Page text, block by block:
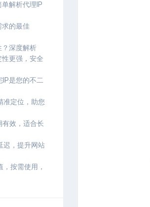
单解析代理IP
求的最佳
？深度解析
更强，安全
IP是您的不二
准定位，助您
有效，适合长
迟，提升网站
按需使用，